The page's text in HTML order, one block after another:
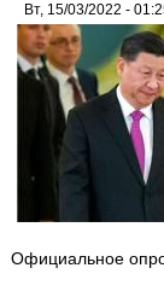
Вт, 15/03/2022 -
Официальное